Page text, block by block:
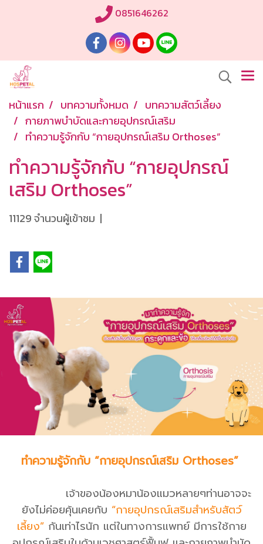
0851646262
หน้าแรก บทความทั้งหมด
บทความสัตว์เลี้ยง
กายภาพบำบัดและกายอุปกรณ์เสริม
ทำความรู้จักกับ “กายอุปกรณ์เสริม Orthoses”
ทำความรู้จักกับ “กายอุปกรณ์
เสริม Orthoses”
11129 จำนวนผู้เข้าชม |
ทำความรู้จักกับ “กายอุปกรณ์เสริม Orthoses”
เจ้าของน้องหมาน้องแมวหลายๆท่านอาจจะ
ยังไม่ค่อยคุ้นเคยกับ “กายอุปกรณ์เสริมสำหรับสัตว์
เลี้ยง”กันเท่าไรนัก แต่ในทางการแพทย์ มีการใช้กาย